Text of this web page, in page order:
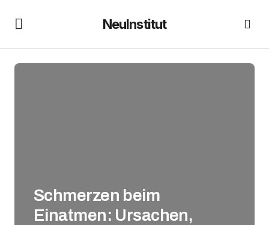
NeuInstitut
Schmerzen beim
Einatmen: Ursachen,